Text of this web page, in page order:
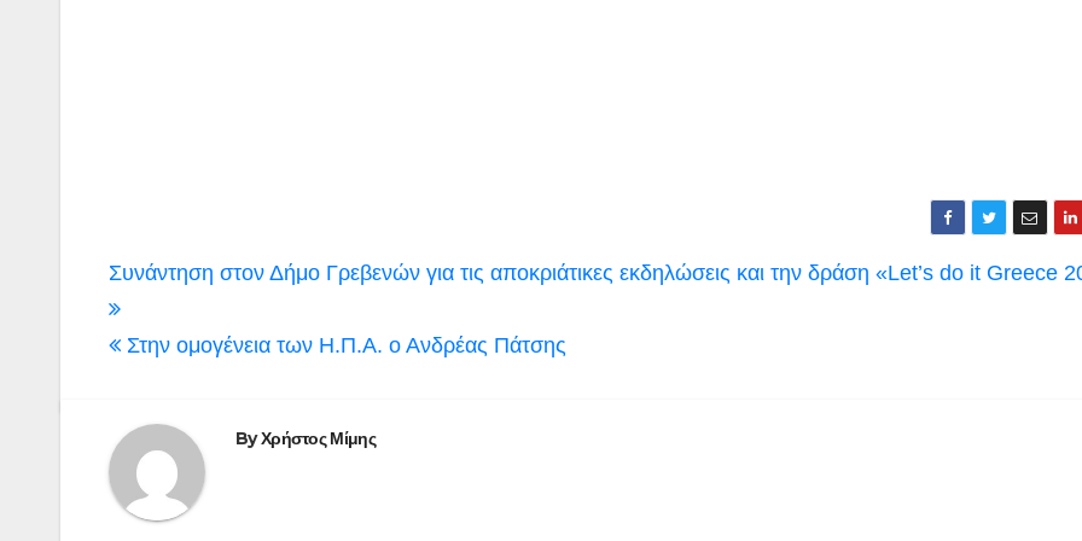
Πλοήγηση
άρθρων
Συνάντηση στον Δήμο Γρεβενών για τις αποκριάτικες εκδηλώσεις και την δράση «Let’s do it Greece
Στην ομογένεια των Η.Π.Α. ο Ανδρέας Πάτσης
ByΧρήστος Μίμης